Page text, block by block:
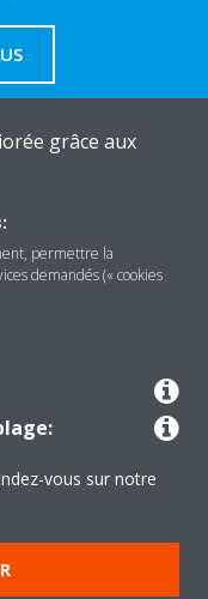
grâce aux
permettre la
demandés (« cookies
vous sur notre